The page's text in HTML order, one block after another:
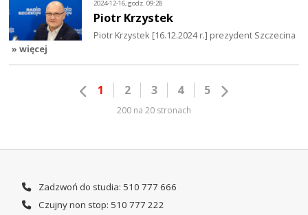
2024-12-16, godz. 09:28
Piotr Krzystek
Piotr Krzystek [16.12.2024 r.] prezydent Szczecina
» więcej
1 2 3 4 5
200 na 20 stronach
Zadzwoń do studia: 510 777 666
Czujny non stop: 510 777 222